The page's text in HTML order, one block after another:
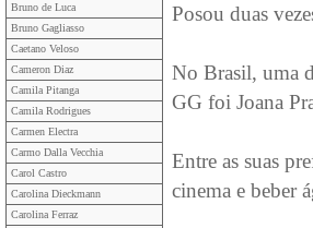
Bruno de Luca
Bruno Gagliasso
Caetano Veloso
Cameron Diaz
Camila Pitanga
Camila Rodrigues
Carmen Electra
Carmo Dalla Vecchia
Carol Castro
Carolina Dieckmann
Carolina Ferraz
Posou duas
No Brasil, uma
GG foi Joana
Entre as suas
cinema e beber